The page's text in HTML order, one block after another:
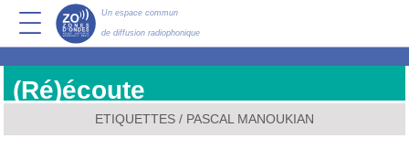
Un espace commun
de diffusion radiophonique
(Ré)écoute
ETIQUETTES / PASCAL MANOUKIAN